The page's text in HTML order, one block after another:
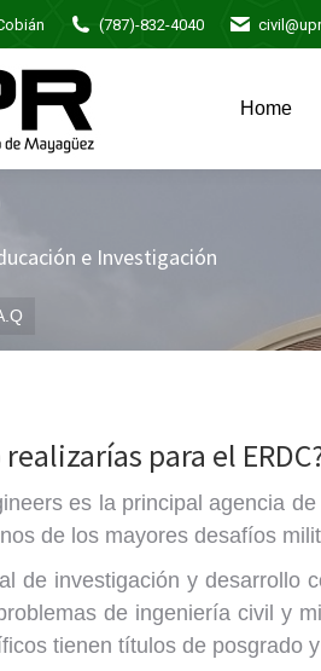
(787)-832-4040
Home
e Investigación
para el
es la principal agencia
de los mayores desafíos
de investigación y desarrollo
de ingeniería civil y
tienen títulos de posgrado